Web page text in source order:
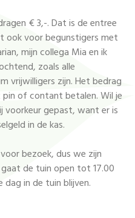
€ 3,-. Dat is de entree
ook voor begunstigers met
mijn collega Mia en ik
zoals alle
vrijwilligers zijn. Het bedrag
of contant betalen. Wil je
gepast, want er is
in de kas.
bezoek, dus we zijn
gaat de tuin open tot 17.00
dag in de tuin blijven.